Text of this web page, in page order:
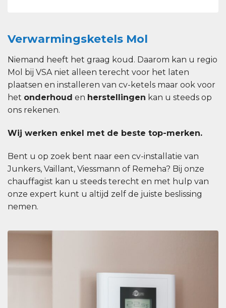
Verwarmingsketels Mol
Niemand heeft het graag koud. Daarom kan u regio
Mol bij VSA niet alleen terecht voor het laten
plaatsen en installeren van cv-ketels maar ook voor
het onderhoud en herstellingen kan u steeds op
ons rekenen.
Wij werken enkel met de beste top-merken.
Bent u op zoek bent naar een cv-installatie van
Junkers, Vaillant, Viessmann of Remeha? Bij onze
chauffagist kan u steeds terecht en met hulp van
onze expert kunt u altijd zelf de juiste beslissing
nemen.